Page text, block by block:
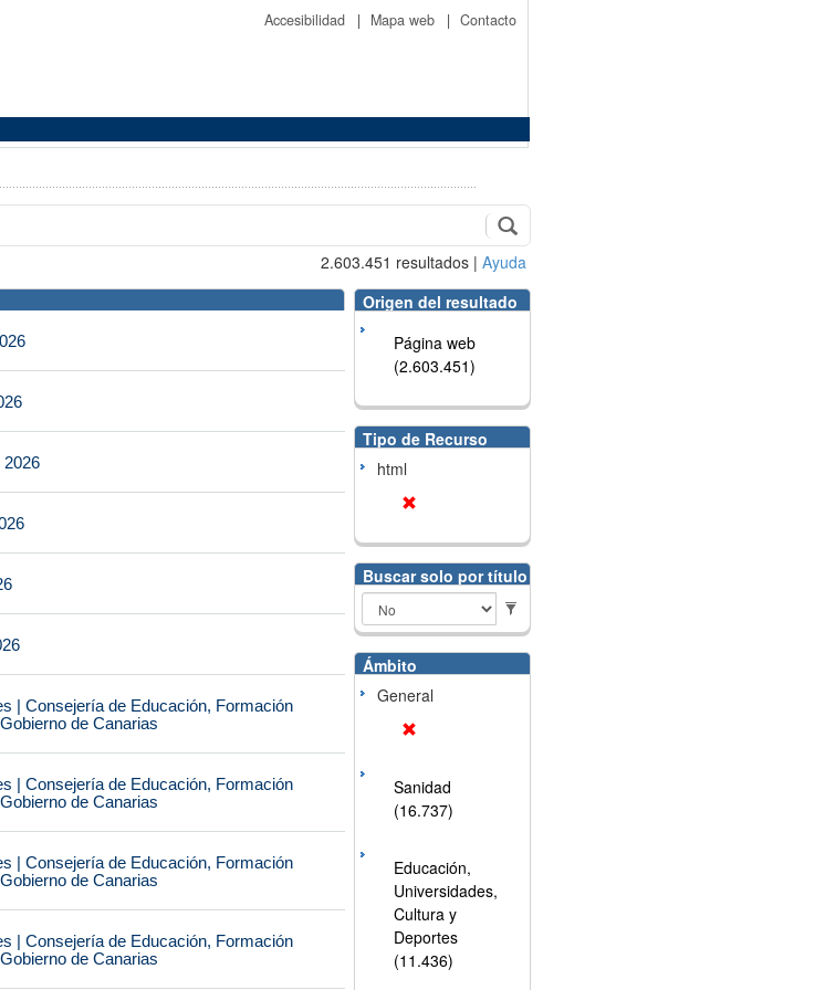
Accesibilidad | Mapa web | Contacto
2.603.451 resultados | Ayuda
2026
| Consejería de Educación, Formación
de Canarias
| Consejería de Educación, Formación
de Canarias
| Consejería de Educación, Formación
de Canarias
| Consejería de Educación, Formación
de Canarias
Origen del resultado
Página web
(2.603.451)
Tipo de Recurso
html
Buscar solo por título
Ámbito
General
Sanidad
(16.737)
Educación,
Universidades,
Cultura y
Deportes
(11.436)